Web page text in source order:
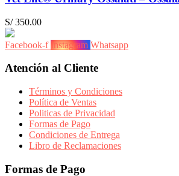
S/350.00
Facebook-f Instagram Whatsapp
Atención al Cliente
Términos y Condiciones
Política de Ventas
Politicas de Privacidad
Formas de Pago
Condiciones de Entrega
Libro de Reclamaciones
Formas de Pago